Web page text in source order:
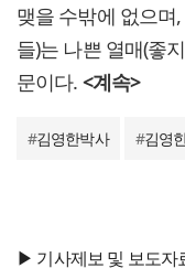
맺을 수밖에 없으며
들)는 나쁜 열매(좋
문이다. <계속>
#김영한박사 #김영
▶ 기사제보 및 보도자